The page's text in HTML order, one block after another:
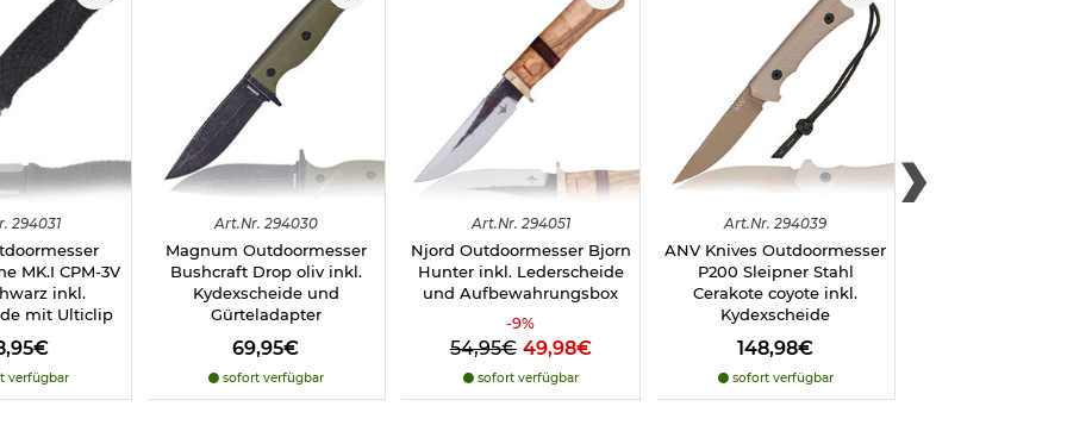
deshalb beachten Sie bitte folgenden Informationslinküber das:
294031
MK.I CPM-3V
inkl.
mit Ulticlip
verfügbar
Art.Nr. 294030
Magnum Outdoormesser
Bushcraft Drop oliv inkl.
Kydexscheide und
Gürteladapter
69,95€
sofort verfügbar
Art.Nr. 294051
Njord Outdoormesser Bjorn
Hunter inkl. Lederscheide
und Aufbewahrungsbox
-9%
54,95€ 49,98€
sofort verfügbar
Art.Nr. 294039
ANV Knives Outdoormesser
P200 Sleipner Stahl
Cerakote coyote inkl.
Kydexscheide
148,98€
sofort verfügbar